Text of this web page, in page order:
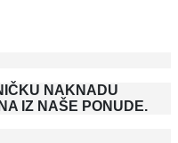
NAKNADU
IZ NAŠE PONUDE.